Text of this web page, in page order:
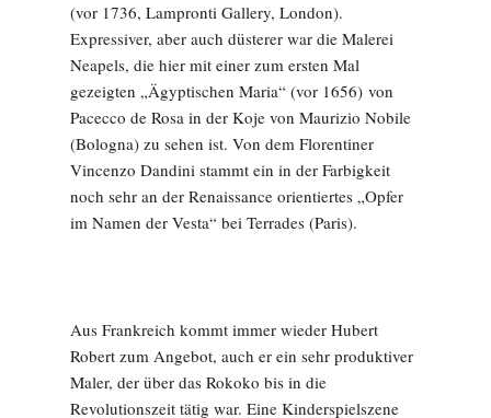
(vor 1736, Lampronti Gallery, London).
Expressiver, aber auch düsterer war die Malerei
Neapels, die hier mit einer zum ersten Mal
gezeigten „Ägyptischen Maria“ (vor 1656) von
Pacecco de Rosa in der Koje von Maurizio Nobile
(Bologna) zu sehen ist. Von dem Florentiner
Vincenzo Dandini stammt ein in der Farbigkeit
noch sehr an der Renaissance orientiertes „Opfer
im Namen der Vesta“ bei Terrades (Paris).
Aus Frankreich kommt immer wieder Hubert
Robert zum Angebot, auch er ein sehr produktiver
Maler, der über das Rokoko bis in die
Revolutionszeit tätig war. Eine Kinderspielszene